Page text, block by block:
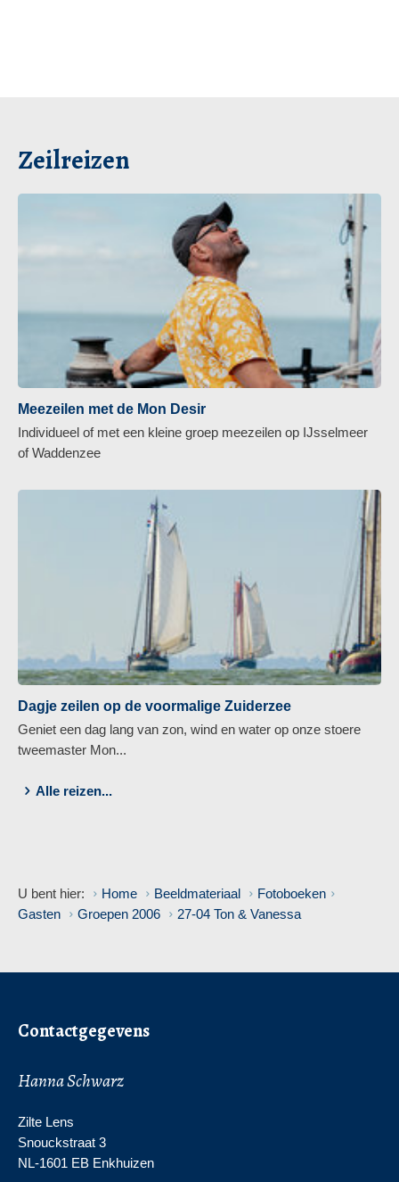
Zeilreizen
Alle reizen...
Meezeilen met de Mon Desir
Individueel of met een kleine groep meezeilen op IJsselmeer
of Waddenzee
Dagje zeilen op de voormalige Zuiderzee
Geniet een dag lang van zon, wind en water op onze stoere
tweemaster Mon...
U bent hier: Home Beeldmateriaal
Fotoboeken
Gasten
Groepen 2006 27-04 Ton & Vanessa
Contactgegevens
Hanna Schwarz
Zilte Lens
Snouckstraat 3
NL-1601 EB Enkhuizen